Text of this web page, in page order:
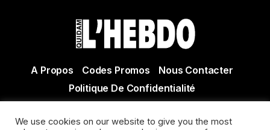
A Propos Codes Promos
Nous Contacter
Politique De Confidentialité
Actualité Agen - Actualité en lot et Garonne - Actualité
We use cookies on our website to give you the most